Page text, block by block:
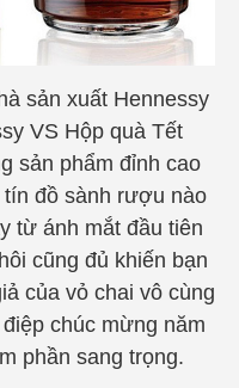
sản xuất Hennessy
VS Hộp quà Tết
sản phẩm đỉnh cao
đồ sành rượu nào
từ ánh mắt đầu tiên
cũng đủ khiến bạn
của vỏ chai vô cùng
chúc mừng năm
phần sang trọng.